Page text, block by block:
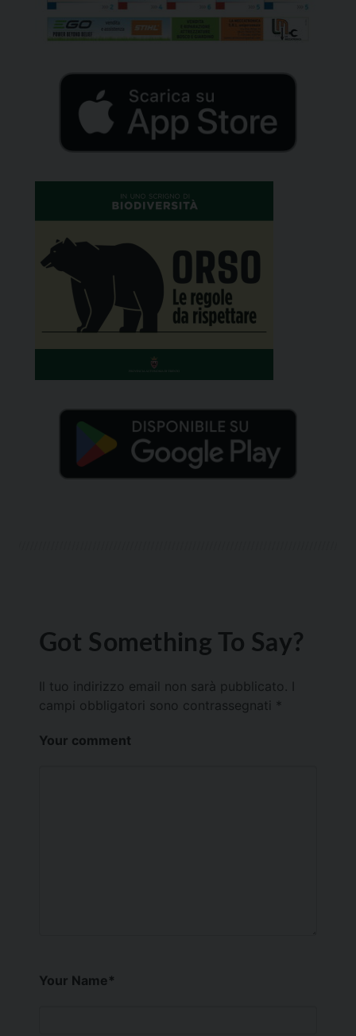
Got Something To Say?
Il tuo indirizzo email non sarà pubblicato.
campi obbligatori sono contrassegnati *
Your comment
Your Name*